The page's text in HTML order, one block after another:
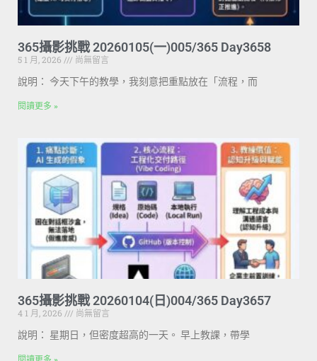
365攝影挑戰 20260105(一)005/365 Day3658
5 1 月, 2026
尚無留言
說明： 今天下午的教學，我刻意把重點放在「流程，而
閱讀更多 »
365攝影挑戰 20260104(日)004/365 Day3657
4 1 月, 2026
尚無留言
說明： 星期日，但密度超高的一天。 早上教課，帶學